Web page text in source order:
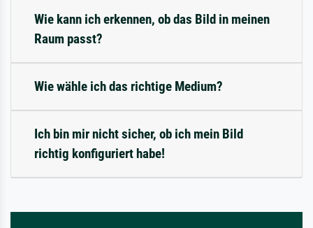
Wie kann ich erkennen, ob das Bild in meinen
Raum passt?
Wie wähle ich das richtige Medium?
Ich bin mir nicht sicher, ob ich mein Bild
richtig konfiguriert habe!